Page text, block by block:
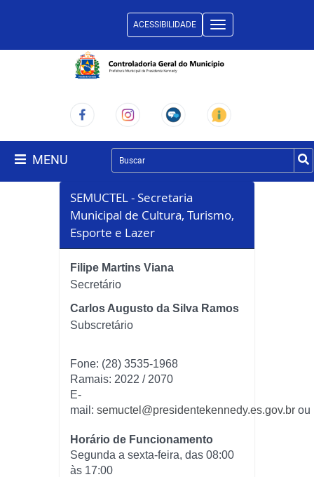
Toggle
navigation
ACESSIBILIDADE
MENU
SEMUCTEL - Secretaria
Municipal de Cultura, Turismo,
Esporte e Lazer
Filipe Martins Viana
Secretário
Carlos Augusto da Silva Ramos
Subscretário
Fone: (28) 3535-1968
Ramais: 2022 / 2070
E-
mail: semuctel@presidentekennedy.es.gov.br ou
Horário de Funcionamento
Segunda a sexta-feira, das 08:00
às 17:00